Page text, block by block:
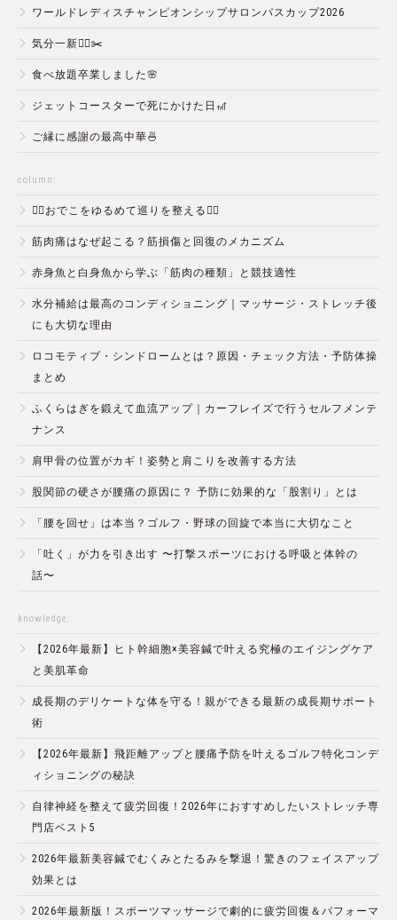
ワールドレディスチャンピオンシップサロンパスカップ2026
気分一新💇‍♂️✂️
食べ放題卒業しました🌸
ジェットコースターで死にかけた日🎢
ご縁に感謝の最高中華🍜
column:
💆‍♀️おでこをゆるめて巡りを整える💆‍♂️
筋肉痛はなぜ起こる？筋損傷と回復のメカニズム
赤身魚と白身魚から学ぶ「筋肉の種類」と競技適性
水分補給は最高のコンディショニング｜マッサージ・ストレッチ後
にも大切な理由
ロコモティブ・シンドロームとは？原因・チェック方法・予防体操
まとめ
ふくらはぎを鍛えて血流アップ｜カーフレイズで行うセルフメンテ
ナンス
肩甲骨の位置がカギ！姿勢と肩こりを改善する方法
股関節の硬さが腰痛の原因に？ 予防に効果的な「股割り」とは
「腰を回せ」は本当？ゴルフ・野球の回旋で本当に大切なこと
「吐く」が力を引き出す 〜打撃スポーツにおける呼吸と体幹の
話〜
knowledge:
【2026年最新】ヒト幹細胞×美容鍼で叶える究極のエイジングケア
と美肌革命
成長期のデリケートな体を守る！親ができる最新の成長期サポート
術
【2026年最新】飛距離アップと腰痛予防を叶えるゴルフ特化コンデ
ィショニングの秘訣
自律神経を整えて疲労回復！2026年におすすめしたいストレッチ専
門店ベスト5
2026年最新美容鍼でむくみとたるみを撃退！驚きのフェイスアップ
効果とは
2026年最新版！スポーツマッサージで劇的に疲労回復＆パフォーマ